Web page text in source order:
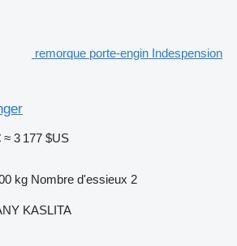
remorque porte-engin Indespension
≈ 3 177 $US
kg Nombre d'essieux 2
KASLITA